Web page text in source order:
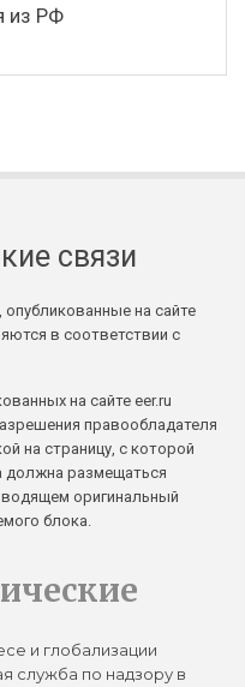
из РФ
связи
на сайте
в соответствии с
на сайте eer.ru
правообладателя
на страницу, с которой
должна размещаться
оригинальный
блока.
и глобализации
служба по надзору в